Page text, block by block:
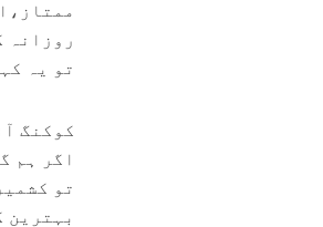
روزانہ
تو یہ
کوکنگ
اگر ہم
تو
بہترین